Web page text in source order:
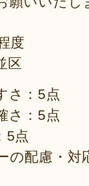
度
区
さ：5点
さ：5点
5点
の配慮・対